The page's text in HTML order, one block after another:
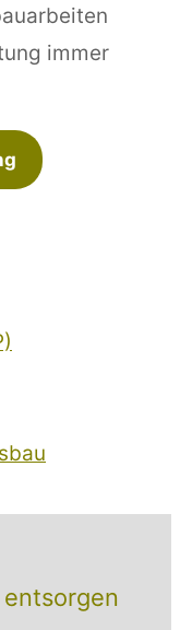
immer